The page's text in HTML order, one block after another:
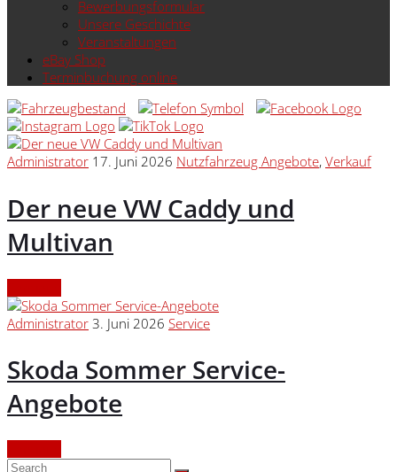
Bewerbungsformular
Unsere Geschichte
Veranstaltungen
eBay Shop
Terminbuchung online
Administrator 17. Juni 2026 Nutzfahrzeug Angebote, Verkauf
Der neue VW Caddy und
Multivan
Administrator 3. Juni 2026 Service
Skoda Sommer Service-
Angebote